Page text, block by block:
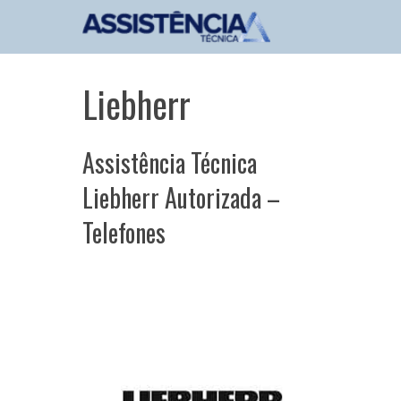
Liebherr
Assistência Técnica
Liebherr Autorizada –
Telefones